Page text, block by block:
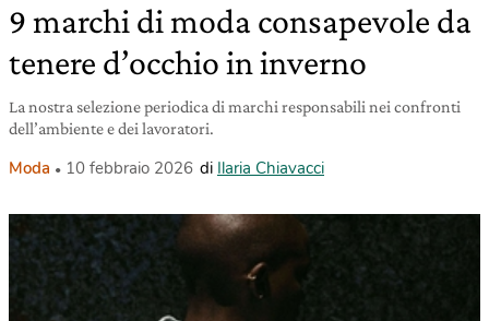
9 marchi di moda consapevole da
tenere d’occhio in inverno
La nostra selezione periodica di marchi responsabili nei confronti
dell’ambiente e dei lavoratori.
Moda 10 febbraio 2026 di Ilaria Chiavacci